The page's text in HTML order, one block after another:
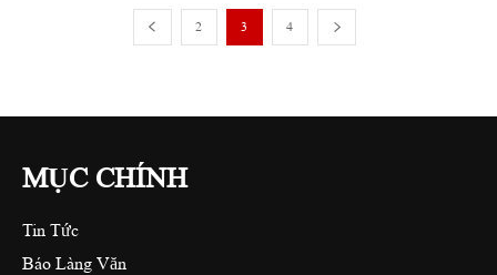
2 3 4
MỤC CHÍNH
Tin Tức
Báo Làng Văn